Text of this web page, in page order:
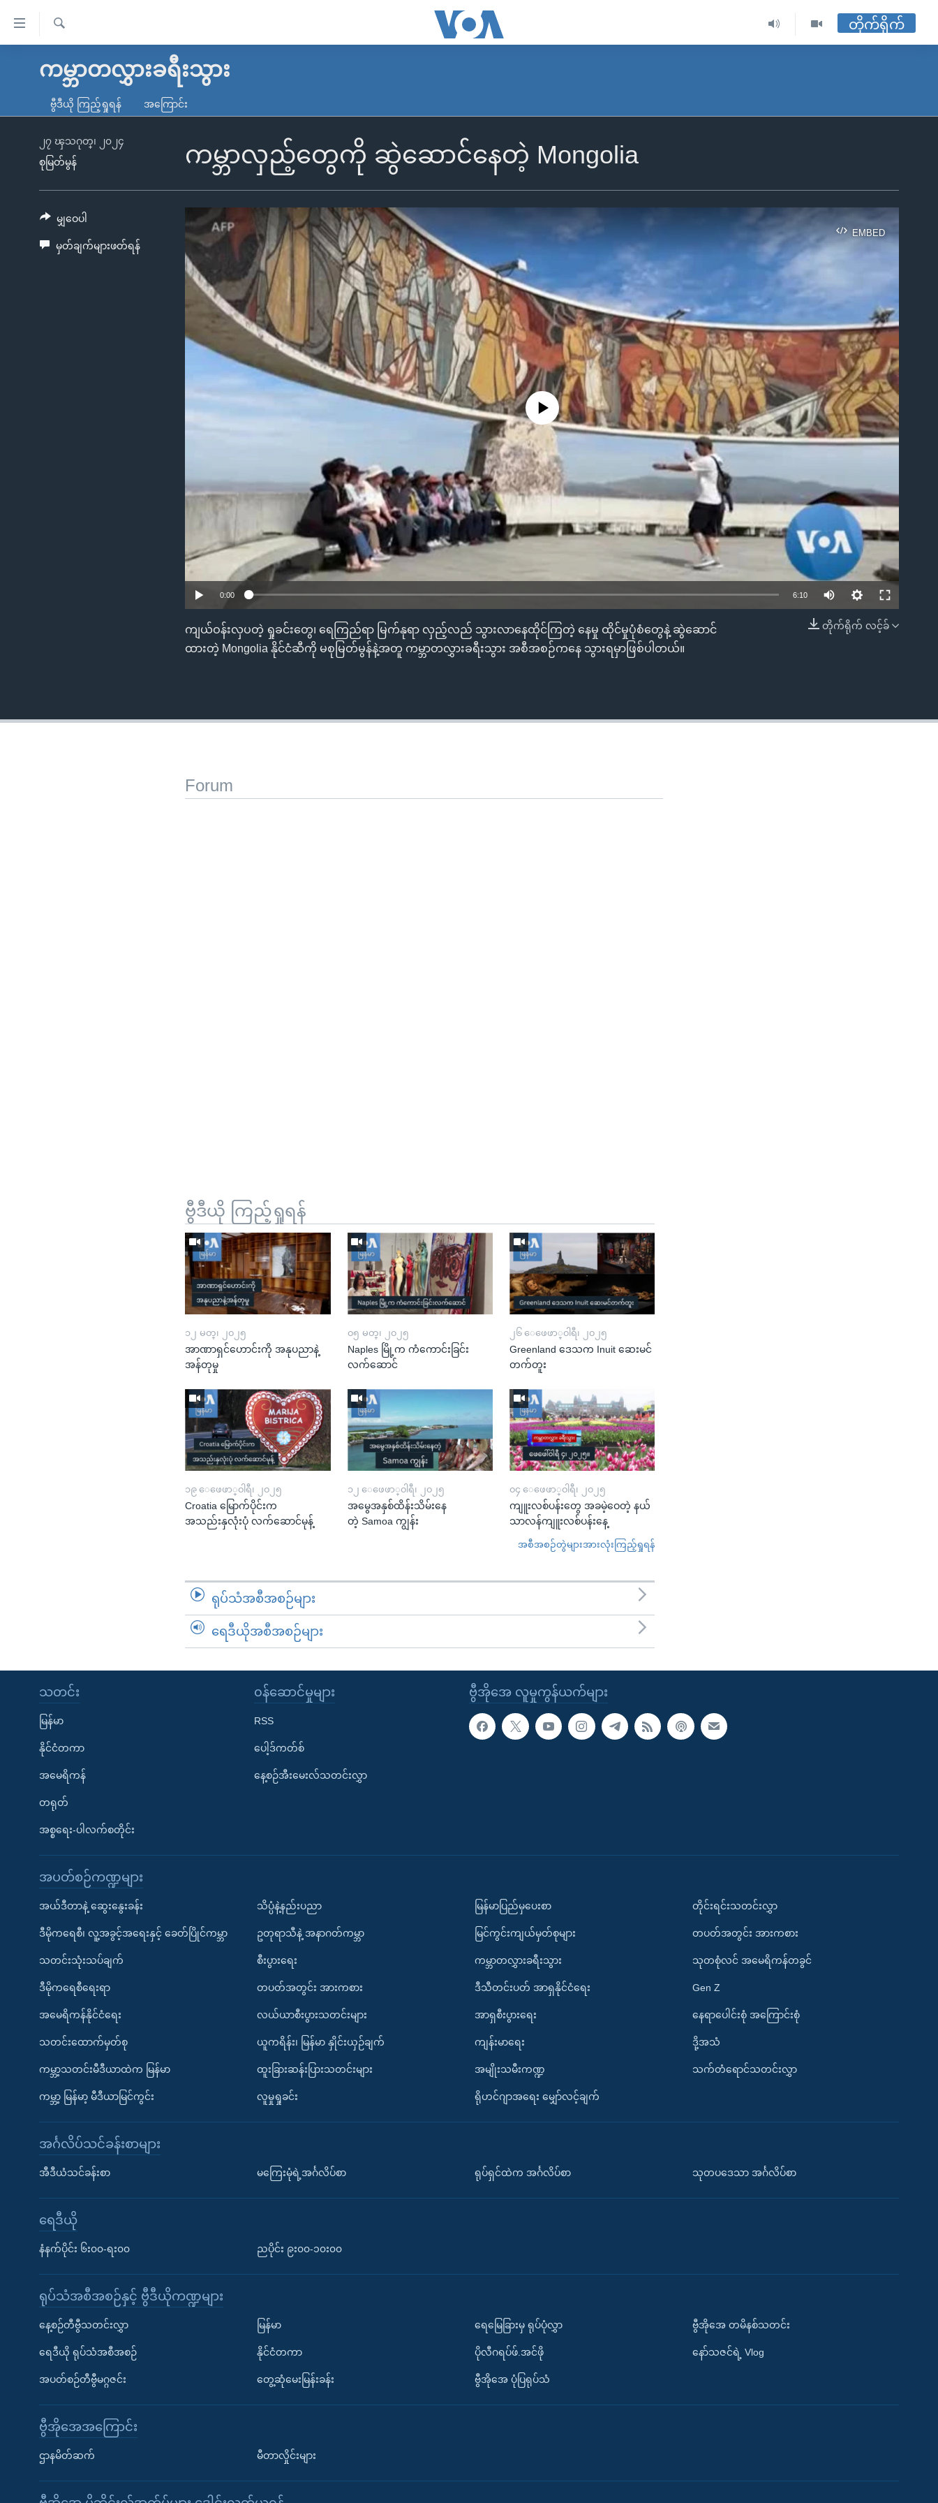
လွယ်ကူ
သည့်
မူလစာမျက်နှာ
ကမ္ဘာ့သတင်းများ
နိုင်ငံတကာ
အမေရိကန်
တရုတ်
အစ္စရေး-ပါလက်စတိုင်း
သတင်းလွတ်လပ်ခွင့်
ရပ်ဝန်းတခု လမ်းတခု အလွန်
အင်္ဂလိပ်စာလေ့လာမယ်
အမေရိကန်သုံးအီဒီယံ
အပတ်စဉ်ကဏ္ဍများ
ရ
တိုက်ရိုက်
ကမ္ဘာတလွှားခရီးသွား
ဗွီဒီယို ကြည့်ရှုရန် အကြောင်း
ကမ္ဘာလှည့်တွေကို ဆွဲဆောင်နေတဲ့ Mongolia
၂၇ ၾသဂုတ္၊ ၂၀၂၄
စုမြတ်မွန်
EMBED
EMBED
No media source currently available
0:00 6:10
တိုက်ရိုက် လင့်ခ်
ကျယ်ဝန်းလှပတဲ့ ရှုခင်းတွေ၊ ရေကြည်ရာ မြက်နုရာ လှည့်လည် သွားလာနေထိုင်ကြတဲ့ နေမှု ထိုင်မှုပုံစံတွေနဲ့ ဆွဲဆောင်
ထားတဲ့ Mongolia နိုင်ငံဆီကို မစုမြတ်မွန်နဲ့အတူ ကမ္ဘာတလွှားခရီးသွား အစီအစဉ်ကနေ သွားရမှာဖြစ်ပါတယ်။
မျှဝေပါ
မှတ်ချက်များဖတ်ရန်
Forum
ဗွီဒီယို ကြည့်ရှုရန်
၁၂ မတ္၊ ၂၀၂၅
အာဏာရှင်ဟောင်းကို အနုပညာနဲ့
အန်တုမှု
၀၅ မတ္၊ ၂၀၂၅
Naples မြို့က ကံကောင်းခြင်း
လက်ဆောင်
၂၆ ေဖေဖာ္၀ါရီ၊ ၂၀၂၅
Greenland ဒေသက Inuit ဆေးမင်
တက်တူး
၁၉ ေဖေဖာ္၀ါရီ၊ ၂၀၂၅
Croatia မြောက်ပိုင်းက
အသည်းနှလုံးပုံ လက်ဆောင်မုန့်
၁၂ ေဖေဖာ္၀ါရီ၊ ၂၀၂၅
အမွေအနှစ်ထိန်းသိမ်းနေ
တဲ့ Samoa ကျွန်း
၀၄ ေဖေဖာ္၀ါရီ၊ ၂၀၂၅
ကျူးလစ်ပန်းတွေ အခမဲ့ဝေတဲ့ နယ်
သာလန်ကျူးလစ်ပန်းနေ့
အစီအစဉ်တွဲများအားလုံးကြည့်ရှုရန်
ရုပ်သံအစီအစဉ်များ
ရေဒီယိုအစီအစဉ်များ
ဗွီအိုအေ လူမှုကွန်ယက်များ
သတင်း
မြန်မာ
နိုင်ငံတကာ
အမေရိကန်
တရုတ်
အစ္စရေး-ပါလက်စတိုင်း
၀န်ဆောင်မှုများ
RSS
ပေါ့ဒ်ကတ်စ်
နေ့စဉ်အီးမေးလ်သတင်းလွှာ
အပတ်စဉ်ကဏ္ဍများ
အယ်ဒီတာနဲ့ ဆွေးနွေးခန်း
ဒီမိုကရေစီ၊ လူ့အခွင့်အရေးနှင့် ခေတ်ပြိုင်ကမ္ဘာ
သတင်းသုံးသပ်ချက်
ဒီမိုကရေစီရေးရာ
အမေရိကန်နိုင်ငံရေး
သတင်းထောက်မှတ်စု
ကမ္ဘာ့သတင်းမီဒီယာထဲက မြန်မာ
ကမ္ဘာ့ မြန်မာ့ မီဒီယာမြင်ကွင်း
သိပ္ပံနဲ့နည်းပညာ
ဥတုရာသီနဲ့ အနာဂတ်ကမ္ဘာ
စီးပွားရေး
တပတ်အတွင်း အားကစား
လယ်ယာစီးပွားသတင်းများ
ယူကရိန်း၊ မြန်မာ နှိုင်းယှဉ်ချက်
ထူးခြားဆန်းပြားသတင်းများ
လူမှုရှုခင်း
မြန်မာပြည်မှပေးစာ
မြင်ကွင်းကျယ်မှတ်စုများ
ကမ္ဘာတလွှားခရီးသွား
ဒီသီတင်းပတ် အာရှနိုင်ငံရေး
အာရှစီးပွားရေး
ကျန်းမာရေး
အမျိုးသမီးကဏ္ဍ
ရိုဟင်ဂျာအရေး မျှော်လင့်ချက်
တိုင်းရင်းသတင်းလွှာ
တပတ်အတွင်း အားကစား
သုတစုံလင် အမေရိကန်တခွင်
Gen Z
နေရာပေါင်းစုံ အကြောင်းစုံ
ဒို့အသံ
သက်တံရောင်သတင်းလွှာ
အင်္ဂလိပ်သင်ခန်းစာများ
အီဒီယံသင်ခန်းစာ မကြေးမုံရဲ့အင်္ဂလိပ်စာ ရုပ်ရှင်ထဲက အင်္ဂလိပ်စာ သုတပဒေသာ အင်္ဂလိပ်စာ
ရေဒီယို
နံနက်ပိုင်း ၆း၀၀-ရး၀၀ ညပိုင်း ၉း၀၀-၁၀း၀၀
ရုပ်သံအစီအစဉ်နှင့် ဗွီဒီယိုကဏ္ဍများ
နေ့စဉ်တီဗွီသတင်းလွှာ
ရေဒီယို ရုပ်သံအစီအစဉ်
အပတ်စဉ်တီဗွီမဂ္ဂဇင်း
မြန်မာ
နိုင်ငံတကာ
တွေ့ဆုံမေးမြန်းခန်း
ရေမြေခြားမှ ရုပ်ပုံလွှာ
ပိုလီဂရပ်ဖ်.အင်ဖို
ဗွီအိုအေ ပုံပြရုပ်သံ
ဗွီအိုအေ တမိနစ်သတင်း
နော်သဇင်ရဲ့ Vlog
ဗွီအိုအေအကြောင်း
ဌာနမိတ်ဆက် မီတာလှိုင်းများ